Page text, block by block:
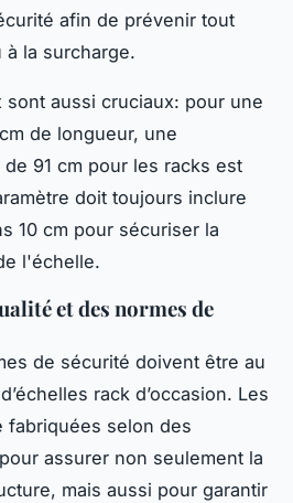
afin de prévenir tout
la surcharge.
sont aussi cruciaux: pour une
de longueur, une
91 cm pour les racks est
doit toujours inclure
10 cm pour sécuriser la
l'échelle.
et des normes de
de sécurité doivent être au
rack d’occasion. Les
fabriquées selon des
assurer non seulement la
mais aussi pour garantir